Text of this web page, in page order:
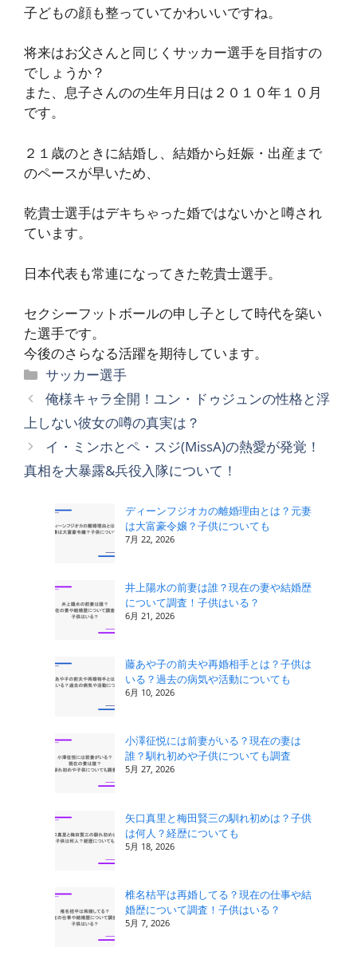
子どもの顔も整っていてかわいいですね。
将来はお父さんと同じくサッカー選手を目指すの
でしょうか？
また、息子さんのの生年月日は２０１０年１０月
です。
２１歳のときに結婚し、結婚から妊娠・出産まで
のペースが早いため、
乾貴士選手はデキちゃった婚ではないかと噂され
ています。
日本代表も常連になってきた乾貴士選手。
セクシーフットボールの申し子として時代を築い
た選手です。
今後のさらなる活躍を期待しています。
カ
テ
ゴ
リ
ー
サッカー選手
俺様キャラ全開！ユン・ドゥジュンの性格と浮
上しない彼女の噂の真実は？
イ・ミンホとペ・スジ(MissA)の熱愛が発覚！
真相を大暴露&兵役入隊について！
ディーンフジオカの離婚理由とは？元妻
は大富豪令嬢？子供についても
7月 22, 2026
井上陽水の前妻は誰？現在の妻や結婚歴
について調査！子供はいる？
6月 21, 2026
藤あや子の前夫や再婚相手とは？子供は
いる？過去の病気や活動についても
6月 10, 2026
小澤征悦には前妻がいる？現在の妻は
誰？馴れ初めや子供についても調査
5月 27, 2026
矢口真里と梅田賢三の馴れ初めは？子供
は何人？経歴についても
5月 18, 2026
椎名桔平は再婚してる？現在の仕事や結
婚歴について調査！子供はいる？
5月 7, 2026